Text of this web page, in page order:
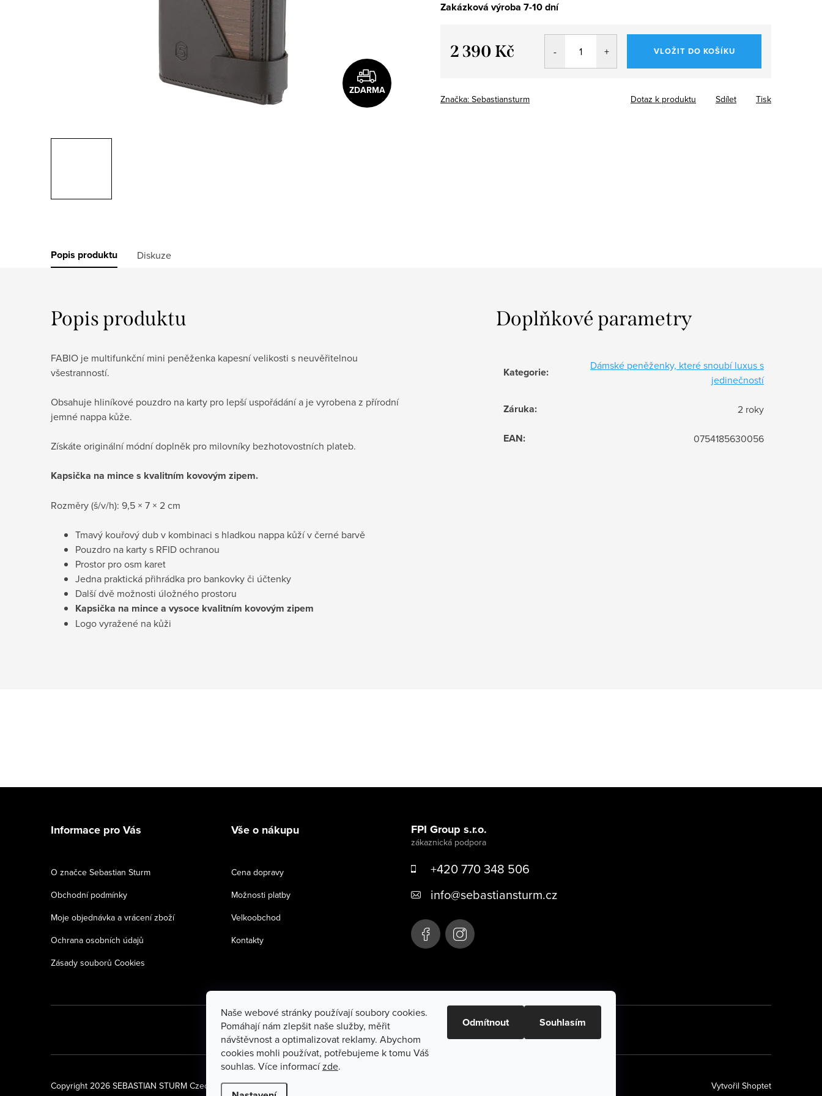
Naše webové stránky používají soubory cookies.
Pomáhají nám zlepšit naše služby, měřit
návštěvnost a optimalizovat reklamy. Abychom
cookies mohli používat, potřebujeme k tomu Váš
souhlas. Více informacízde.
Odmítnout Souhlasím
ZDARMA
Zakázková výroba 7-10 dní
2 390 Kč VLOŽIT DO KOŠÍKU
Značka: Sebastiansturm Tisk
Dotaz k produktu Sdílet
Popis produktu Diskuze
Popis produktu
FABIO je multifunkční mini peněženka kapesní velikosti s neuvěřitelnou
všestranností.
Obsahuje hliníkové pouzdro na karty pro lepší uspořádání a je vyrobena z přírodní
jemné nappa kůže.
Získáte originální módní doplněk pro milovníky bezhotovostních plateb.
Kapsička na mince s kvalitním kovovým zipem.
Rozměry (š/v/h): 9,5 × 7 × 2 cm
Tmavý kouřový dub v kombinaci s hladkou nappa kůží v černé barvě
Pouzdro na karty s RFID ochranou
Prostor pro osm karet
Jedna praktická přihrádka pro bankovky či účtenky
Další dvě možnosti úložného prostoru
Kapsička na mince a vysoce kvalitním kovovým zipem
Logo vyražené na kůži
Doplňkové parametry
Kategorie:
Dámské peněženky, které snoubí luxus s
jedinečností
Záruka: 2 roky
EAN: 0754185630056
Informace pro Vás
O značce Sebastian Sturm
Obchodní podmínky
Moje objednávka a vrácení zboží
Ochrana osobních údajů
Zásady souborů Cookies
Vše o nákupu
Cena dopravy
Možnosti platby
Velkoobchod
Kontakty
FPI Group s.r.o.
+420 770 348 506
info@sebastiansturm.cz
Vytvořil Shoptet
Copyright 2026 SEBASTIAN STURM Czech . Všechna práva vyhrazena.